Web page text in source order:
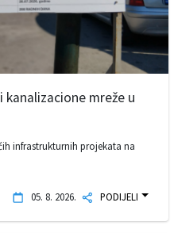
mreže u
infrastrukturnih projekata na
05. 8. 2026. PODIJELI